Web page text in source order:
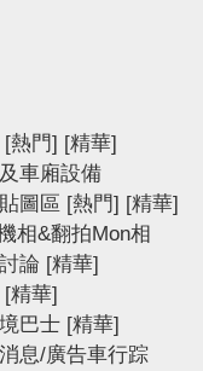
[熱門] [精華]
車廂設備
圖區 [熱門] [精華]
相&翻拍Mon相
論 [精華]
[精華]
巴士 [精華]
息/廣告車行踪